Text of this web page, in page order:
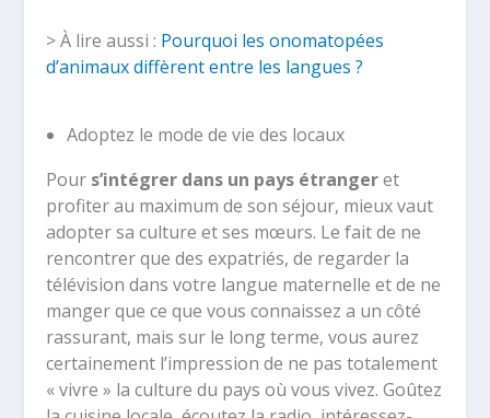
> À lire aussi : Pourquoi les onomatopées
d’animaux diffèrent entre les langues ?
Adoptez le mode de vie des locaux
Pour s’intégrer dans un pays étrangeret
profiter au maximum de son séjour, mieux vaut
adopter sa culture et ses mœurs. Le fait de ne
rencontrer que des expatriés, de regarder la
télévision dans votre langue maternelle et de ne
manger que ce que vous connaissez a un côté
rassurant, mais sur le long terme, vous aurez
certainement l’impression de ne pas totalement
« vivre » la culture du pays où vous vivez. Goûtez